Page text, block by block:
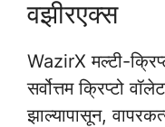
वझीरएक्स
WazirX मल्टी-
सर्वोत्तम क्रिप्टो
झाल्यापासून,